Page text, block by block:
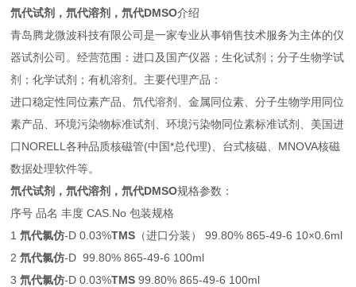
氘代试剂，氘代溶剂，氘代DMSO介绍
青岛腾龙微波科技有限公司是一家专业从事销售技术服务为主体的仪
器试剂公司。经营范围：进口及国产仪器；生化试剂；分子生物学试
剂；化学试剂；有机溶剂。主要代理产品：
进口稳定性同位素产品、氘代溶剂、金属同位素、分子生物学用同位
素产品、环境污染物标准试剂、环境污染物同位素标准试剂、美国进
口NORELL各种品质核磁管(中国*总代理)、台式核磁、MNOVA核磁
数据处理软件等。
氘代试剂，氘代溶剂，氘代DMSO规格参数：
序号 品名 丰度 CAS.No 包装规格
1氘代氯仿-D 0.03%TMS （进口分装） 99.80% 865-49-6 10×0.6ml
2氘代氯仿-D 99.80% 865-49-6 100ml
3氘代氯仿-D 0.03%TMS 99.80% 865-49-6 100ml